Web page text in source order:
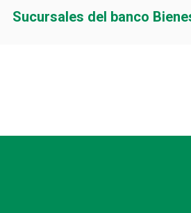
Sucursales del banco